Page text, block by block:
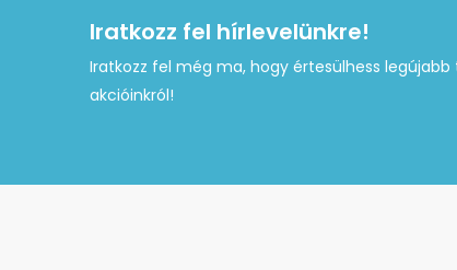
Iratkozz fel hírlevelünkre!
Iratkozz fel még ma, hogy értesülhess
akcióinkról!